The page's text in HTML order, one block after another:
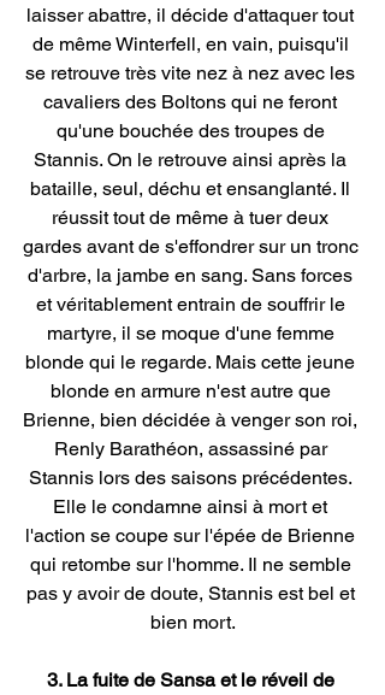
laisser abattre, il décide d'attaquer tout
de même Winterfell, en vain, puisqu'il
se retrouve très vite nez à nez avec les
cavaliers des Boltons qui ne feront
qu'une bouchée des troupes de
Stannis. On le retrouve ainsi après la
bataille, seul, déchu et ensanglanté. Il
réussit tout de même à tuer deux
gardes avant de s'effondrer sur un tronc
d'arbre, la jambe en sang. Sans forces
et véritablement entrain de souffrir le
martyre, il se moque d'une femme
blonde qui le regarde. Mais cette jeune
blonde en armure n'est autre que
Brienne, bien décidée à venger son roi,
Renly Barathéon, assassiné par
Stannis lors des saisons précédentes.
Elle le condamne ainsi à mort et
l'action se coupe sur l'épée de Brienne
qui retombe sur l'homme. Il ne semble
pas y avoir de doute, Stannis est bel et
bien mort.
3. La fuite de Sansa et le réveil de